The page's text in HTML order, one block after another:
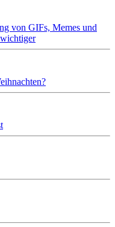
von GIFs, Memes und